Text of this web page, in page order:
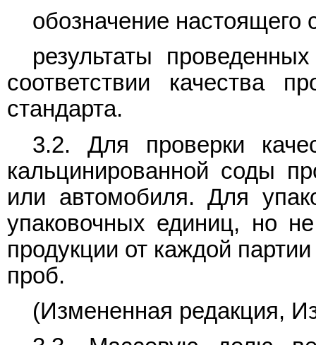
обозначение настоящего
результаты
соответствии качества
стандарта.
3.2. Для проверки
кальцинированной соды
или автомобиля. Для
упаковочных единиц, но
продукции от каждой
проб.
(Измененная редакция,